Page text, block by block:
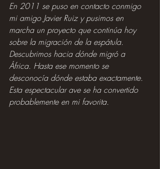
En 2011 se puso en contacto conmigo
mi amigo Javier Ruiz y pusimos en
marcha un proyecto que continúa hoy
sobre la migración de la espátula.
Descubrimos hacia dónde migró a
África. Hasta ese momento se
desconocía dónde estaba exactamente.
Esta espectacular ave se ha convertido
probablemente en mi favorita.